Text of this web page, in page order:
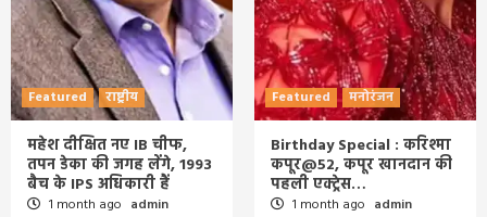
Featured राष्ट्रीय
महेश दीक्षित नए IB चीफ,
तपन डेका की जगह लेंगे, 1993
बैच के IPS अधिकारी हैं
1 month ago admin
Featured मनोरंजन
Birthday Special : करिश्मा
कपूर@52, कपूर खानदान की
पहली एक्ट्रेस…
1 month ago admin